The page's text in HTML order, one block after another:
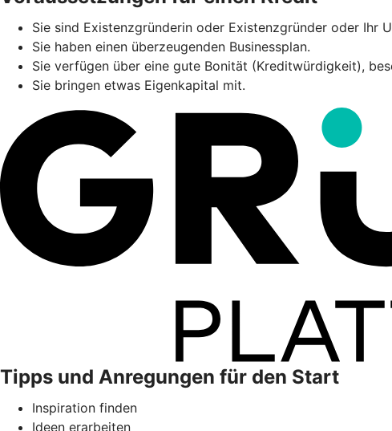
Sie sind Existenzgründerin oder Existenzgründer oder Ihr
Sie haben einen überzeugenden Businessplan.
Sie verfügen über eine gute Bonität (Kreditwürdigkeit),
Sie bringen etwas Eigenkapital mit.
Tipps und Anregungen für den Start
Inspiration finden
Ideen erarbeiten